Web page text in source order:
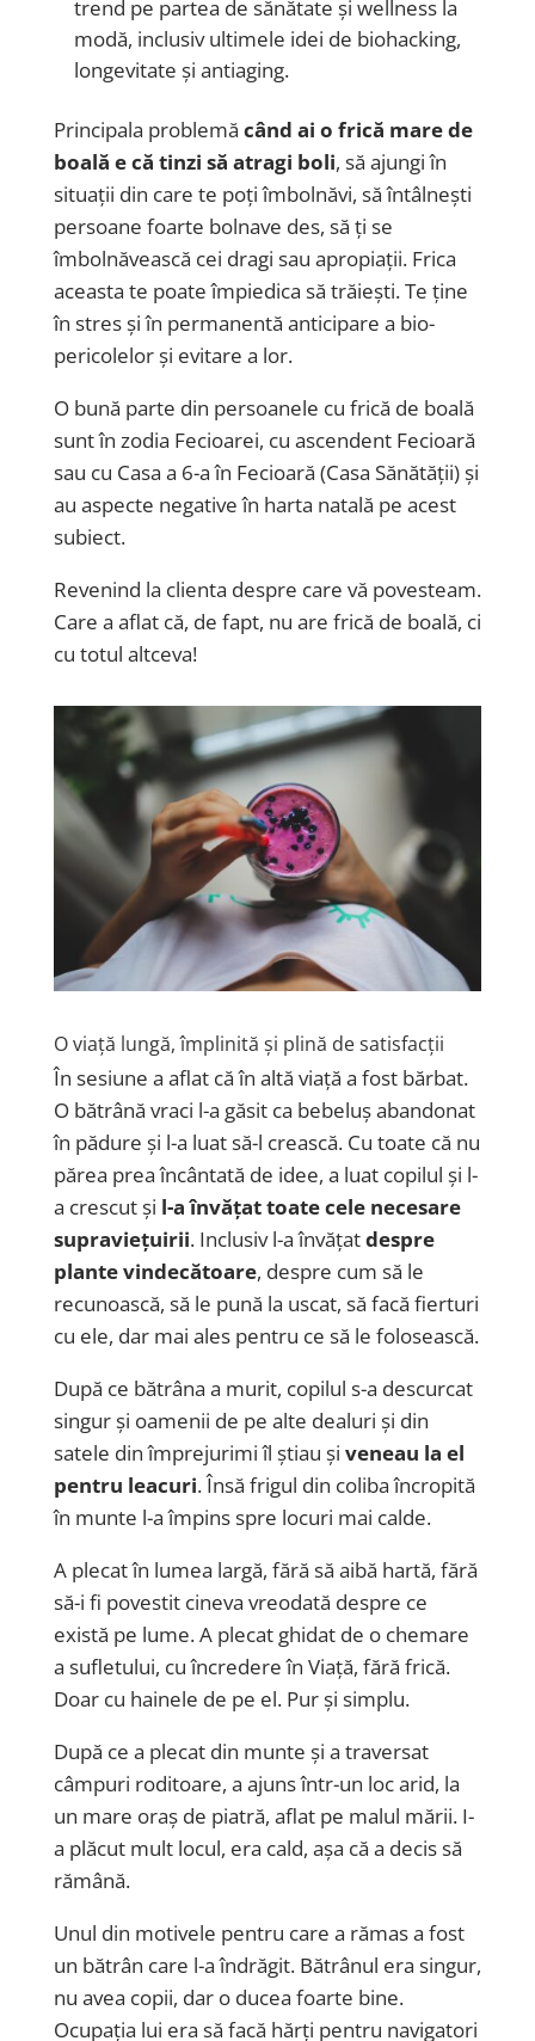
trend pe partea de sănătate și wellness la
modă, inclusiv ultimele idei de biohacking,
longevitate și antiaging.
Principala problemă când ai o frică mare de
boală e că tinzi să atragi boli, să ajungi în
situații din care te poți îmbolnăvi, să întâlnești
persoane foarte bolnave des, să ți se
îmbolnăvească cei dragi sau apropiații. Frica
aceasta te poate împiedica să trăiești. Te ține
în stres și în permanentă anticipare a bio-
pericolelor și evitare a lor.
O bună parte din persoanele cu frică de boală
sunt în zodia Fecioarei, cu ascendent Fecioară
sau cu Casa a 6-a în Fecioară (Casa Sănătății) și
au aspecte negative în harta natală pe acest
subiect.
Revenind la clienta despre care vă povesteam.
Care a aflat că, de fapt, nu are frică de boală, ci
cu totul altceva!
O viață lungă, împlinită și plină de satisfacții
În sesiune a aflat că în altă viață a fost bărbat.
O bătrână vraci l-a găsit ca bebeluș abandonat
în pădure și l-a luat să-l crească. Cu toate că nu
părea prea încântată de idee, a luat copilul și l-
a crescut și l-a învățat toate cele necesare
supraviețuirii. Inclusiv l-a învățatdespre
plante vindecătoare, despre cum să le
recunoască, să le pună la uscat, să facă fierturi
cu ele, dar mai ales pentru ce să le folosească.
După ce bătrâna a murit, copilul s-a descurcat
singur și oamenii de pe alte dealuri și din
satele din împrejurimi îl știau și veneau la el
pentru leacuri. Însă frigul din coliba încropită
în munte l-a împins spre locuri mai calde.
A plecat în lumea largă, fără să aibă hartă, fără
să-i fi povestit cineva vreodată despre ce
există pe lume. A plecat ghidat de o chemare
a sufletului, cu încredere în Viață, fără frică.
Doar cu hainele de pe el. Pur și simplu.
După ce a plecat din munte și a traversat
câmpuri roditoare, a ajuns într-un loc arid, la
un mare oraș de piatră, aflat pe malul mării. I-
a plăcut mult locul, era cald, așa că a decis să
rămână.
Unul din motivele pentru care a rămas a fost
un bătrân care l-a îndrăgit. Bătrânul era singur,
nu avea copii, dar o ducea foarte bine.
Ocupația lui era să facă hărți pentru navigatori